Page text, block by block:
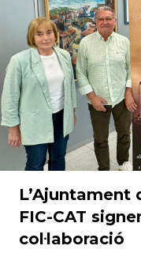
L’Ajuntament
FIC-CAT
col·laboració